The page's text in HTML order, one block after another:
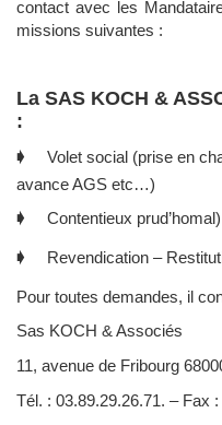
contact avec les
missions suivantes :
La SAS KOCH &
:
🡂 Volet social (prise en
avance AGS etc…)
🡂 Contentieux prud’homal)
🡂 Revendication –
Pour toutes demandes, il
Sas KOCH & Associés
11, avenue de Fribourg
Tél. : 03.89.29.26.71. – Fax